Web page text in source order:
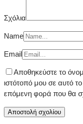
Σχόλια
Name
Email
Αποθηκεύστε το
ιστότοπό μου σε αυτό
επόμενη φορά που θα